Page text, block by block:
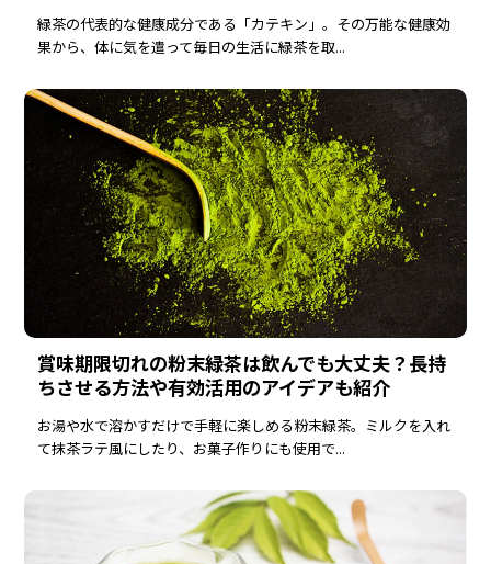
緑茶の代表的な健康成分である「カテキン」。その万能な健康効
果から、体に気を遣って毎日の生活に緑茶を取...
賞味期限切れの粉末緑茶は飲んでも大丈夫？長持
ちさせる方法や有効活用のアイデアも紹介
お湯や水で溶かすだけで手軽に楽しめる粉末緑茶。ミルクを入れ
て抹茶ラテ風にしたり、お菓子作りにも使用で...
商品比較 早見表 なのの茶の飲み方
お問合せ
TEL: 0120-039604
受付時間 9:00～16:30 （土曜・日曜・祝日定休）